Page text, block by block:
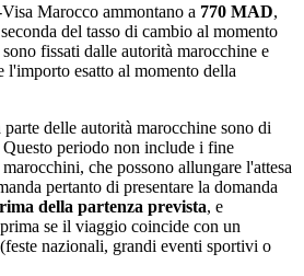
Marocco ammontano a 770 MAD,
del tasso di cambio al momento
fissati dalle autorità marocchine e
l'importo esatto al momento della
delle autorità marocchine sono di
Questo periodo non include i fine
che possono allungare l'attesa
pertanto di presentare la domanda
della partenza prevista, e
se il viaggio coincide con un
nazionali, grandi eventi sportivi o